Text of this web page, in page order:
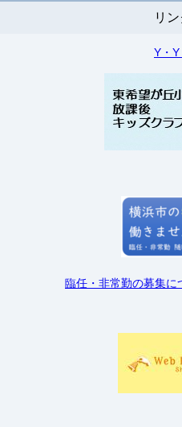
リ
Y・
臨任・非常勤の募集に